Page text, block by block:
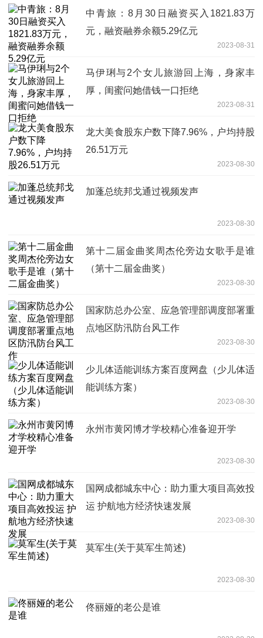
中青旅：8月30日融资买入1821.83万
元，融资融券余额5.29亿元
2023-08-31
马伊琍与2个女儿旅游回上海，身家丰
厚，闺蜜问她借钱一口拒绝
2023-08-31
龙大美食股东户数下降7.96%，户均持股
26.51万元
2023-08-30
加蓬总统邦戈通过视频发声
2023-08-30
第十二届金曲奖周杰伦旁边女歌手是谁
（第十二届金曲奖）
2023-08-30
国家防总办公室、应急管理部调度部署重
点地区防汛防台风工作
2023-08-30
少儿体适能训练方案百度网盘（少儿体适
能训练方案）
2023-08-30
永州市黄冈博才学校精心准备迎开学
2023-08-30
国网成都城东中心：助力重大项目高效投
运 护航地方经济快速发展
2023-08-30
莫军生(关于莫军生简述)
2023-08-30
佟丽娅的老公是谁